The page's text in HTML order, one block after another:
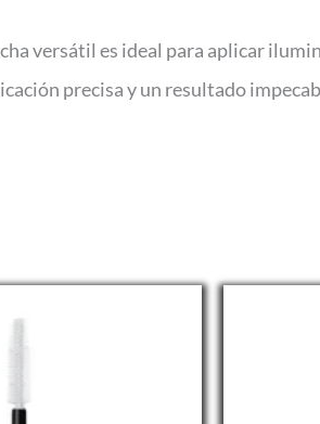
versátil es ideal para aplicar
precisa y un resultado